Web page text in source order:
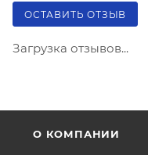
ОСТАВИТЬ ОТЗЫВ
Загрузка отзывов...
О КОМПАНИИ